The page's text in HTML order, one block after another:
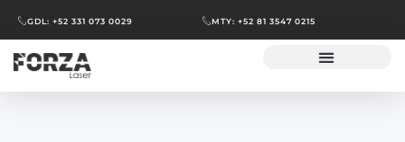
GDL: +52 331 073 0029 MTY: +52 81 3547 0215